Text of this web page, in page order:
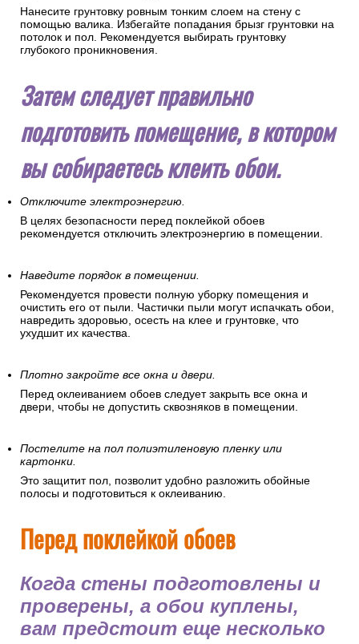
Нанесите грунтовку ровным тонким слоем на стену с
помощью валика. Избегайте попадания брызг грунтовки на
потолок и пол. Рекомендуется выбирать грунтовку
глубокого проникновения.
Затем следует правильно
подготовить помещение, в котором
вы собираетесь клеить обои.
Отключите электроэнергию.
В целях безопасности перед поклейкой обоев
рекомендуется отключить электроэнергию в помещении.
Наведите порядок в помещении.
Рекомендуется провести полную уборку помещения и
очистить его от пыли. Частички пыли могут испачкать обои,
навредить здоровью, осесть на клее и грунтовке, что
ухудшит их качества.
Плотно закройте все окна и двери.
Перед оклеиванием обоев следует закрыть все окна и
двери, чтобы не допустить сквозняков в помещении.
Постелите на пол полиэтиленовую пленку или
картонки.
Это защитит пол, позволит удобно разложить обойные
полосы и подготовиться к оклеиванию.
Перед поклейкой обоев
Когда стены подготовлены и
проверены, а обои куплены,
вам предстоит еще несколько